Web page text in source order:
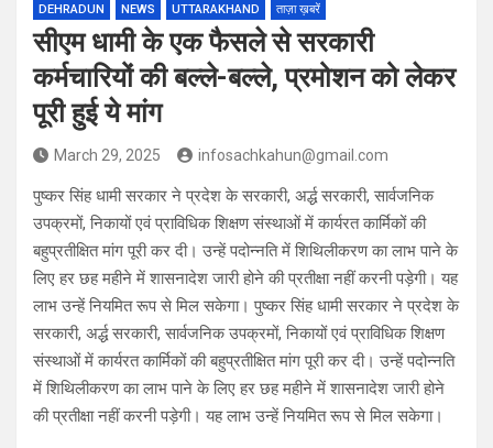
DEHRADUN NEWS UTTARAKHAND ताज़ा ख़बरें
सीएम धामी के एक फैसले से सरकारी
कर्मचारियों की बल्‍ले-बल्‍ले, प्रमोशन को लेकर
पूरी हुई ये मांग
March 29, 2025 infosachkahun@gmail.com
पुष्कर सिंह धामी सरकार ने प्रदेश के सरकारी, अर्द्ध सरकारी, सार्वजनिक
उपक्रमों, निकायों एवं प्राविधिक शिक्षण संस्थाओं में कार्यरत कार्मिकों की
बहुप्रतीक्षित मांग पूरी कर दी। उन्हें पदोन्नति में शिथिलीकरण का लाभ पाने के
लिए हर छह महीने में शासनादेश जारी होने की प्रतीक्षा नहीं करनी पड़ेगी। यह
लाभ उन्हें नियमित रूप से मिल सकेगा। पुष्कर सिंह धामी सरकार ने प्रदेश के
सरकारी, अर्द्ध सरकारी, सार्वजनिक उपक्रमों, निकायों एवं प्राविधिक शिक्षण
संस्थाओं में कार्यरत कार्मिकों की बहुप्रतीक्षित मांग पूरी कर दी। उन्हें पदोन्नति
में शिथिलीकरण का लाभ पाने के लिए हर छह महीने में शासनादेश जारी होने
की प्रतीक्षा नहीं करनी पड़ेगी। यह लाभ उन्हें नियमित रूप से मिल सकेगा।